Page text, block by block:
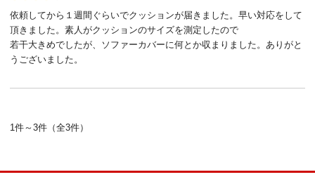
依頼してから１週間ぐらいでクッションが届きました。早い対応をして
頂きました。素人がクッションのサイズを測定したので
若干大きめでしたが、ソファーカバーに何とか収まりました。ありがと
うございました。
1件～3件（全3件）